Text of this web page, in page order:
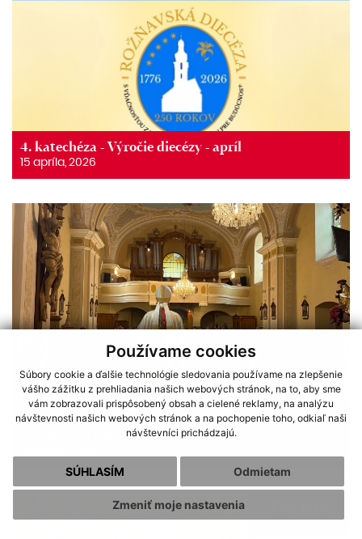
Používame cookies
Súbory cookie a ďalšie technológie sledovania používame na zlepšenie
vášho zážitku z prehliadania našich webových stránok, na to, aby sme
vám zobrazovali prispôsobený obsah a cielené reklamy, na analýzu
návštevnosti našich webových stránok a na pochopenie toho, odkiaľ naši
návštevníci prichádzajú.
SÚHLASÍM Odmietam
Zmeniť moje nastavenia
4. katechéza - Výročie diecézy - apríl
15 apríla, 2026
V Lučenci ocenili pedagógov katolíckych škôl
Rožňavskej diecézy